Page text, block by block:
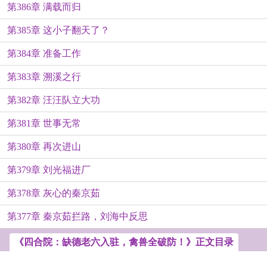
第386章 满载而归
第385章 这小子翻天了？
第384章 准备工作
第383章 溯溪之行
第382章 汪汪队立大功
第381章 世事无常
第380章 再次进山
第379章 刘光福进厂
第378章 灰心的秦京茹
第377章 秦京茹拦路，刘海中反思
《四合院：缺德老六入驻，禽兽全破防！》正文目录